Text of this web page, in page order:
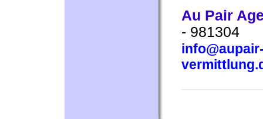
Au Pair
- 981304